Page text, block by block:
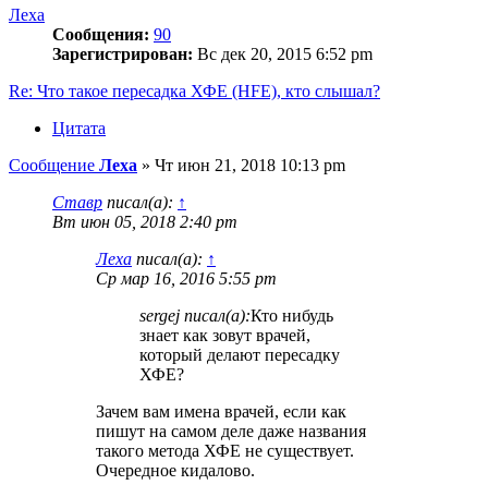
Леха
Сообщения: 90
Зарегистрирован: Вс дек 20, 2015 6:52 pm
Re: Что такое пересадка ХФЕ (HFE), кто слышал?
Цитата
Сообщение Леха » Чт июн 21, 2018 10:13 pm
Ставр писал(а): ↑
Вт июн 05, 2018 2:40 pm
Леха писал(а): ↑
Ср мар 16, 2016 5:55 pm
sergej писал(а):Кто нибудь
знает как зовут врачей,
который делают пересадку
ХФЕ?
Зачем вам имена врачей, если как
пишут на самом деле даже названия
такого метода ХФЕ не существует.
Очередное кидалово.